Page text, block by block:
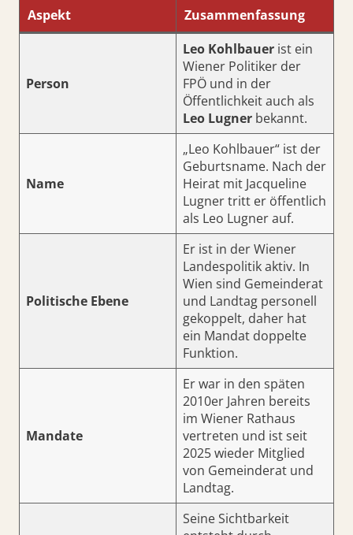
Aspekt Zusammenfassung
Person
Leo Kohlbauer ist ein
Wiener Politiker der
FPÖ und in der
Öffentlichkeit auch als
Leo Lugner bekannt.
Name
„Leo Kohlbauer“ ist der
Geburtsname. Nach der
Heirat mit Jacqueline
Lugner tritt er öffentlich
als Leo Lugner auf.
Politische Ebene
Er ist in der Wiener
Landespolitik aktiv. In
Wien sind Gemeinderat
und Landtag personell
gekoppelt, daher hat
ein Mandat doppelte
Funktion.
Mandate
Er war in den späten
2010er Jahren bereits
im Wiener Rathaus
vertreten und ist seit
2025 wieder Mitglied
von Gemeinderat und
Landtag.
Seine Sichtbarkeit